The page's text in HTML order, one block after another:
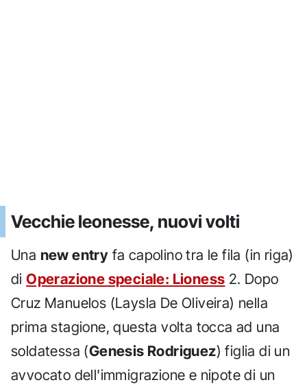
Vecchie leonesse, nuovi volti
Una new entry fa capolino tra le fila (in riga)
diOperazione speciale: Lioness 2. Dopo
Cruz Manuelos (Laysla De Oliveira) nella
prima stagione, questa volta tocca ad una
soldatessa (Genesis Rodriguez) figlia di un
avvocato dell'immigrazione e nipote di un